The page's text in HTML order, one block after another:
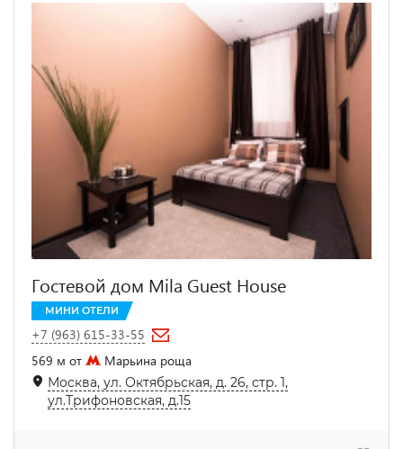
Гостевой дом Mila Guest House
МИНИ ОТЕЛИ
+7 (963) 615-33-55
569 м от
Марьина роща
Москва, ул. Октябрьская, д. 26, стр. 1,
ул.Трифоновская, д.15